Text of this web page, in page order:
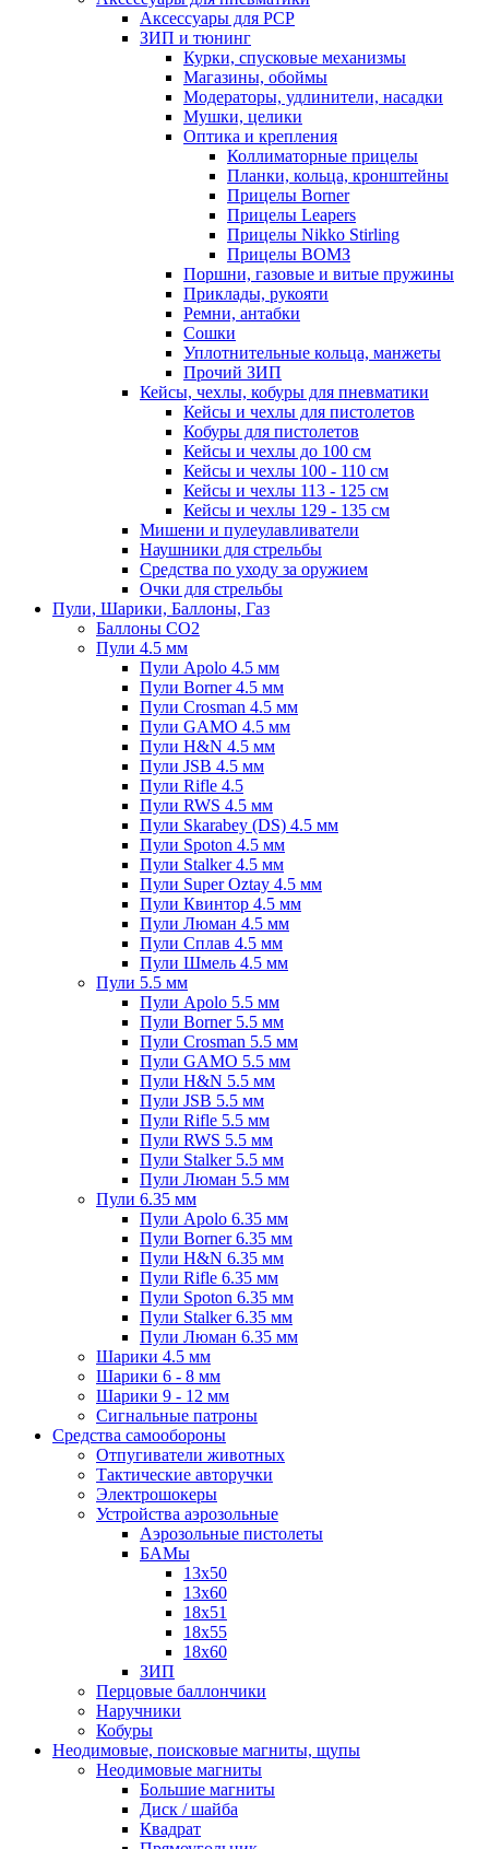
Аксессуары для PCP
ЗИП и тюнинг
Курки, спусковые механизмы
Магазины, обоймы
Модераторы, удлинители, насадки
Мушки, целики
Оптика и крепления
Коллиматорные прицелы
Планки, кольца, кронштейны
Прицелы Borner
Прицелы Leapers
Прицелы Nikko Stirling
Прицелы ВОМЗ
Поршни, газовые и витые пружины
Приклады, рукояти
Ремни, антабки
Сошки
Уплотнительные кольца, манжеты
Прочий ЗИП
Кейсы, чехлы, кобуры для пневматики
Кейсы и чехлы для пистолетов
Кобуры для пистолетов
Кейсы и чехлы до 100 см
Кейсы и чехлы 100 - 110 см
Кейсы и чехлы 113 - 125 см
Кейсы и чехлы 129 - 135 см
Мишени и пулеулавливатели
Наушники для стрельбы
Средства по уходу за оружием
Очки для стрельбы
Пули, Шарики, Баллоны, Газ
Баллоны CO2
Пули 4.5 мм
Пули Apolo 4.5 мм
Пули Borner 4.5 мм
Пули Crosman 4.5 мм
Пули GAMO 4.5 мм
Пули H&N 4.5 мм
Пули JSB 4.5 мм
Пули Rifle 4.5
Пули RWS 4.5 мм
Пули Skarabey (DS) 4.5 мм
Пули Spoton 4.5 мм
Пули Stalker 4.5 мм
Пули Super Oztay 4.5 мм
Пули Квинтор 4.5 мм
Пули Люман 4.5 мм
Пули Сплав 4.5 мм
Пули Шмель 4.5 мм
Пули 5.5 мм
Пули Apolo 5.5 мм
Пули Borner 5.5 мм
Пули Crosman 5.5 мм
Пули GAMO 5.5 мм
Пули H&N 5.5 мм
Пули JSB 5.5 мм
Пули Rifle 5.5 мм
Пули RWS 5.5 мм
Пули Stalker 5.5 мм
Пули Люман 5.5 мм
Пули 6.35 мм
Пули Apolo 6.35 мм
Пули Borner 6.35 мм
Пули H&N 6.35 мм
Пули Rifle 6.35 мм
Пули Spoton 6.35 мм
Пули Stalker 6.35 мм
Пули Люман 6.35 мм
Шарики 4.5 мм
Шарики 6 - 8 мм
Шарики 9 - 12 мм
Сигнальные патроны
Средства самообороны
Отпугиватели животных
Тактические авторучки
Электрошокеры
Устройства аэрозольные
Аэрозольные пистолеты
БАМы
13х50
13х60
18х51
18х55
18х60
ЗИП
Перцовые баллончики
Наручники
Кобуры
Неодимовые, поисковые магниты, щупы
Неодимовые магниты
Большие магниты
Диск / шайба
Квадрат